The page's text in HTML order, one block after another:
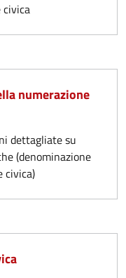
numerazione
dettagliate su
(denominazione
civica)